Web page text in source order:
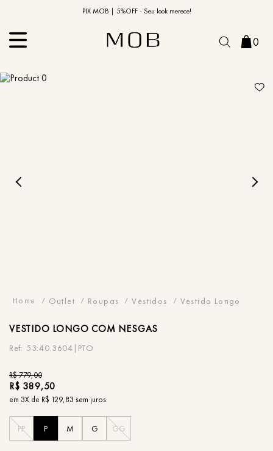
PIX MOB | 5%OFF - Seu look merece!
10% OFF na primeira compra | Cupom: BEMVINDO10*
0
Outlet Roupas Vestidos Vestido Longo
VESTIDO LONGO COM NESGAS
53.40.3604|PTO
R$779,00
R$ 389,50
em 3X de R$ 129,83 sem juros
PP P M G GG